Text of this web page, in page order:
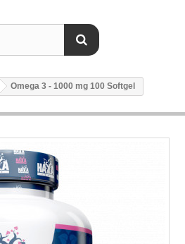
Omega 3 - 1000 mg 100 Softgel